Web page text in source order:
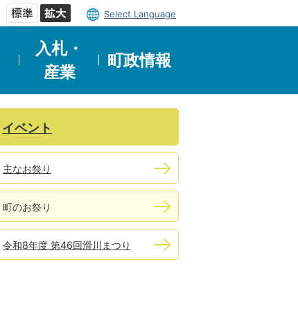
Select Language
入札・
産業
町政情報
イベント
主なお祭り
町のお祭り
令和8年度 第46回滑川まつり